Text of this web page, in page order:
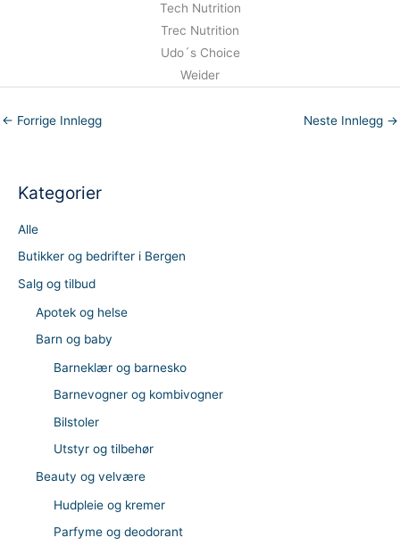
Kategorier
Alle
Butikker og bedrifter i Bergen
Salg og tilbud
Apotek og helse
Barn og baby
Barneklær og barnesko
Barnevogner og kombivogner
Bilstoler
Utstyr og tilbehør
Beauty og velvære
Hudpleie og kremer
Parfyme og deodorant
Tech Nutrition
Trec Nutrition
Udo´s Choice
Weider
← Forrige Innlegg Neste Innlegg →